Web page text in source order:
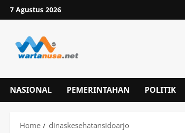
Skip
to
7 Agustus 2026
NASIONAL PEMERINTAHAN POLITIK
Home dinaskesehatansidoarjo